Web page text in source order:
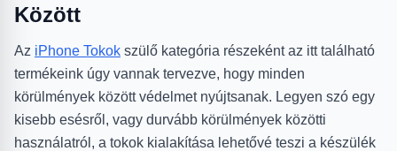
Között
Az iPhone Tokok szülő kategória részeként az itt található
termékeink úgy vannak tervezve, hogy minden
körülmények között védelmet nyújtsanak. Legyen szó egy
kisebb esésről, vagy durvább körülmények közötti
használatról, a tokok kialakítása lehetővé teszi a készülék